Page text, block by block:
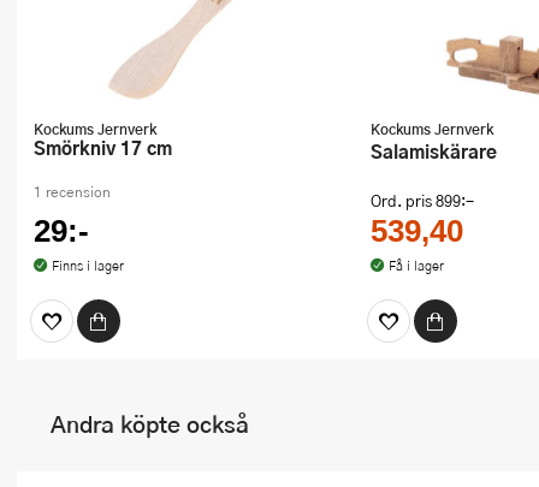
Kockums Jernverk
Smörkniv 17 cm
1 recension
29:-
Finns i lager
Kockums Jernverk
Salamiskärare
Ord. pris899:-
539,40
Få i lager
Andra köpte också